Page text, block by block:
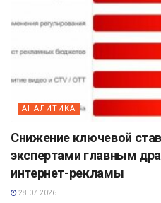
АНАЛИТИКА
Снижение ключевой
экспертами главным
интернет-рекламы
28.07.2026